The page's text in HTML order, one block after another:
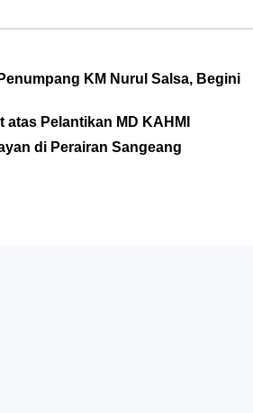
KM Nurul Salsa, Begini
Pelantikan MD KAHMI
di Perairan Sangeang